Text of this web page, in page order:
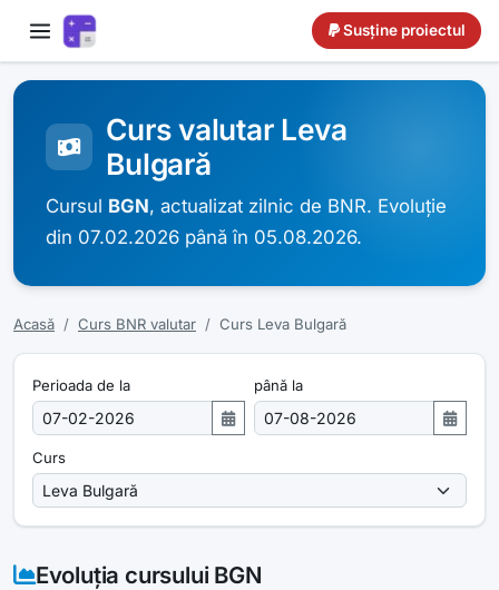
Susține proiectul
Curs valutar Leva
Bulgară
Cursul BGN, actualizat zilnic de BNR. Evoluție
din 07.02.2026 până în 05.08.2026.
Acasă Curs BNR valutar Curs Leva Bulgară
Perioada de la până la
Curs
Evoluția cursului BGN